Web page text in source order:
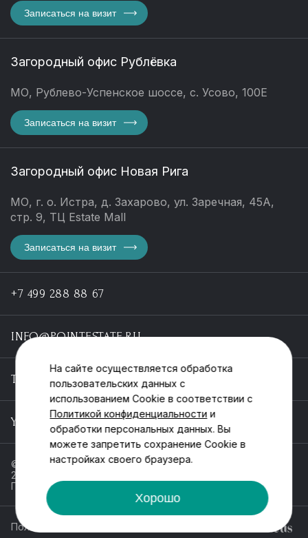
Записаться на визит
Загородный офис Рублёвка
МО, Рублево-Успенское шоссе, с. Усово, 100Е
Записаться на визит
Загородный офис Новая Рига
МО, г. о. Истра, д. Захарово, ул. Заречная, 45А,
стр. 9, ТЦ Estate Mall
Записаться на визит
+7 499 288 88 67
INFO@POINTESTATE.RU
TELEGRAM
YOUTUBE
© ООО «Пойнт эстейт», ИНН 55546464612,
2013-2025
Политика обработки персональных данных
Политика конфиденциальности
На сайте осуществляется обработка
пользовательских данных с
использованием Cookie в соответствии с
Политикой конфиденциальности и
обработки персональных данных. Вы
можете запретить сохранение Cookie в
настройках своего браузера.
Хорошо